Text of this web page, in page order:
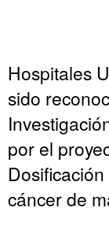
Hospitales
sido
por el
cáncer de